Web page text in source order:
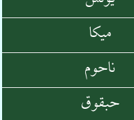
میکا
ناحوم
حبقوق